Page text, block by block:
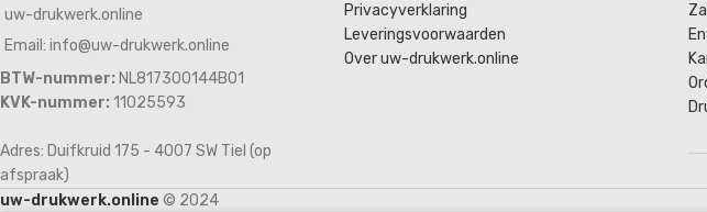
uw-drukwerk.online
Email: info@uw-drukwerk.online
BTW-nummer: NL817300144B01
KVK-nummer: 11025593
Adres: Duifkruid 175 - 4007 SW Tiel (op
afspraak)
Privacyverklaring
Leveringsvoorwaarden
Over uw-drukwerk.online
uw-drukwerk.online © 2024